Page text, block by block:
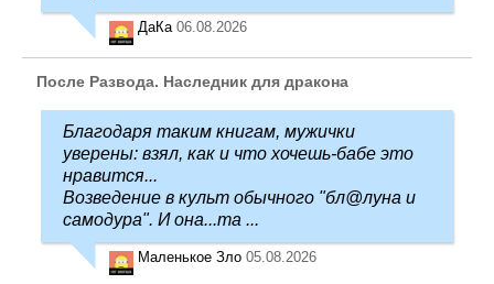
ДаКа 06.08.2026
После Развода. Наследник для дракона
Благодаря таким книгам, мужички
уверены: взял, как и что хочешь-бабе это
нравится...
Возведение в культ обычного "бл@луна и
самодура". И она...та ...
Маленькое Зло 05.08.2026